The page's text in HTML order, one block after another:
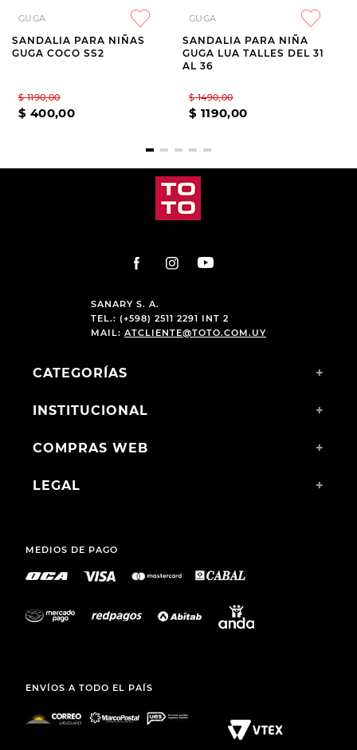
GUGA
SANDALIA PARA NIÑAS
GUGA COCO SS2
$ 1190,00
$ 400,00
GUGA
SANDALIA PARA NIÑA
GUGA LUA TALLES DEL 31
AL 36
$ 1490,00
$ 1190,00
SANARY S. A.
TEL.: (+598) 2511 2291 INT 2
MAIL: ATCLIENTE@TOTO.COM.UY
CATEGORÍAS +
INSTITUCIONAL +
COMPRAS WEB +
LEGAL +
MEDIOS DE PAGO
ENVÍOS A TODO EL PAÍS